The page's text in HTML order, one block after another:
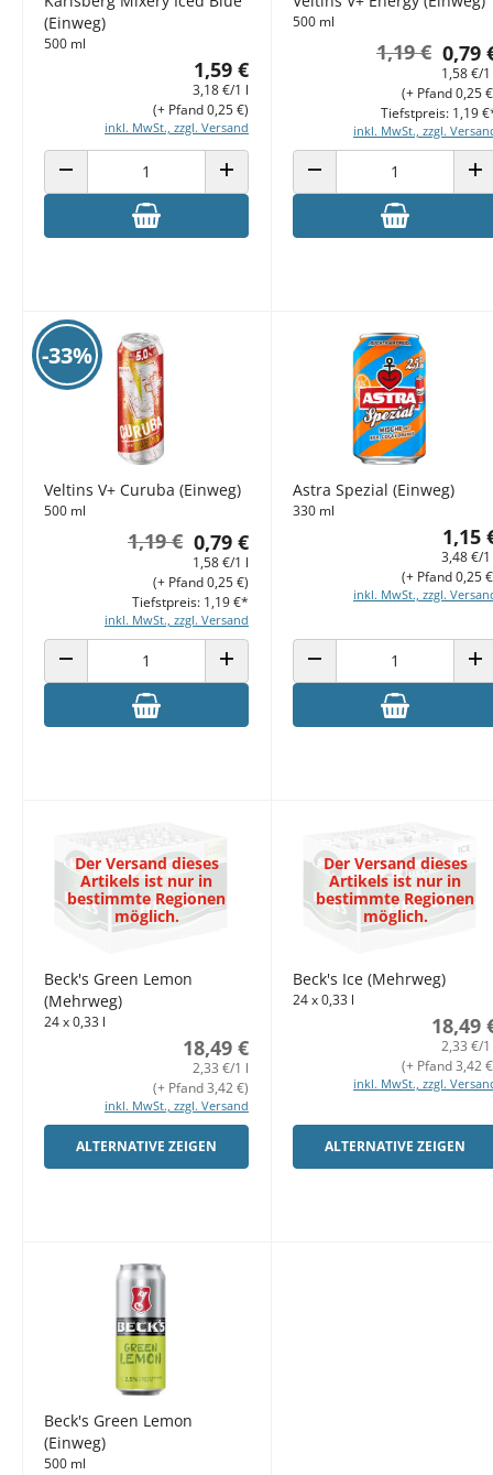
(Einweg)
500 ml
1,59 €
3,18 €/1 l
inkl. MwSt., zzgl. Versand
(+ Pfand 0,25 €)
ANZAHL VERRINGERN ANZAHL ERHÖHEN
500 ml
0,79
1,19 €
1,58 €/
inkl. MwSt., zzgl.
(+ Pfand 0,25
Tiefstpreis: 1,19
ANZAHL VERRINGERN
-33%
Veltins V+ Curuba (Einweg)
500 ml
0,79 €
1,19 €
1,58 €/1 l
inkl. MwSt., zzgl. Versand
(+ Pfand 0,25 €)
Tiefstpreis: 1,19 €*
ANZAHL VERRINGERN ANZAHL ERHÖHEN
Astra Spezial (Einweg)
330 ml
1,15
3,48 €/
inkl. MwSt., zzgl.
(+ Pfand 0,25
ANZAHL VERRINGERN
Der Versand dieses
Artikels ist nur in
bestimmte Regionen
möglich.
Beck's Green Lemon
(Mehrweg)
24 x 0,33 l
18,49 €
2,33 €/1 l
inkl. MwSt., zzgl. Versand
(+ Pfand 3,42 €)
ALTERNATIVE ZEIGEN
Der Versand dieses
Artikels ist nur in
bestimmte Regionen
möglich.
Beck's Ice (Mehrweg)
24 x 0,33 l
18,49
2,33 €/
inkl. MwSt., zzgl.
(+ Pfand 3,42
ALTERNATIVE ZEIGEN
Beck's Green Lemon
(Einweg)
500 ml